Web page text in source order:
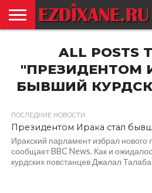
ЕЗИДИЗМ
НОВОСТИ
ИСТОРИЯ
КУЛЬТУРА
КОНТАКТALL POSTS
"ПРЕЗИДЕНТОМ
БЫВШИЙ
ПОСЛЕДНИЕ НОВОСТИ
Президентом Ирака стал
Иракский парламент избрал нового
сообщает BBC News. Как и
курдских повстанцев Джалал